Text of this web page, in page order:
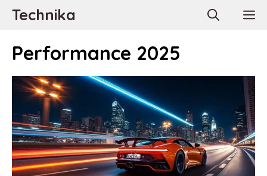
AllerTechnika
Performance 2025